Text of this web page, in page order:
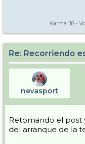
Karma: 18 -
Re: Recorriendo
nevasport
Retomando el post
del arranque de la